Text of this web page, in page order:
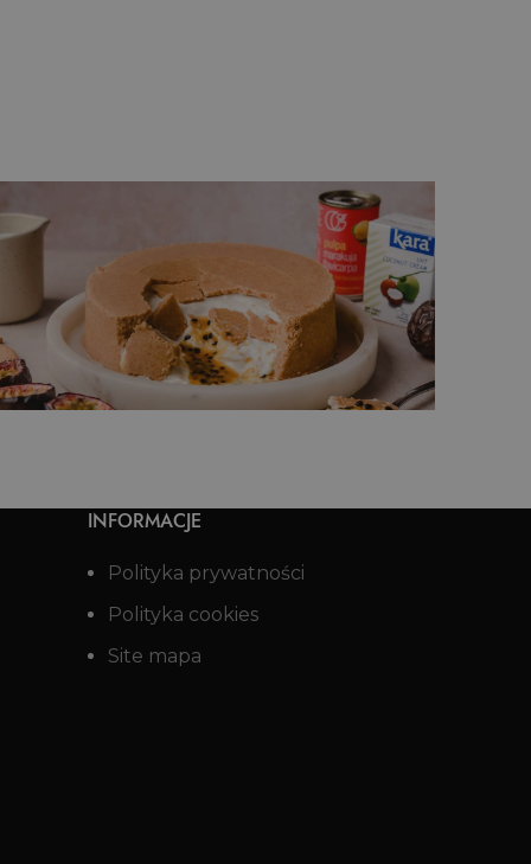
INFORMACJE
Polityka prywatności
Polityka cookies
Site mapa